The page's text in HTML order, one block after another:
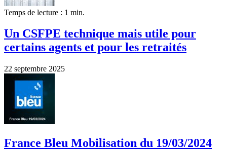
Temps de lecture : 1 min.
Un CSFPE technique mais utile pour
certains agents et pour les retraités
22 septembre 2025
France Bleu Mobilisation du 19/03/2024